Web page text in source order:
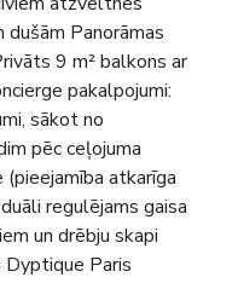
Panorāmas
9 m² balkons ar
pakalpojumi:
sākot no
pēc ceļojuma
atkarīga
regulējams gaisa
un drēbju skapi
Paris